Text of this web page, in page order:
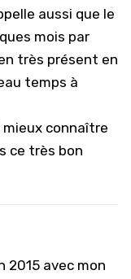
aussi que le
mois par
très présent en
temps à
mieux connaître
ce très bon
2015 avec mon